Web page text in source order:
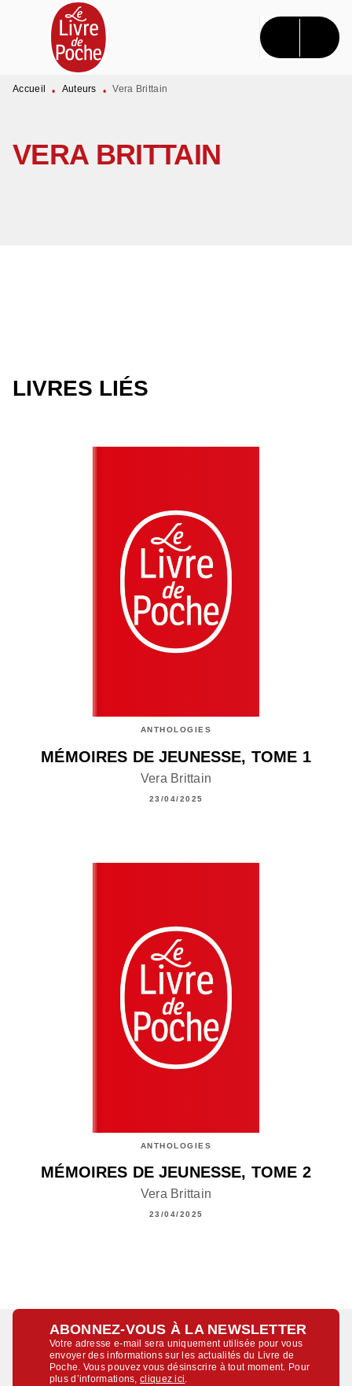
MENU RECHERCHE CONTENU
PIED DE PAGE
Accueil • Auteurs • Vera Brittain
VERA BRITTAIN
LIVRES LIÉS
ANTHOLOGIES
MÉMOIRES DE JEUNESSE, TOME 1
Vera Brittain
23/04/2025
ANTHOLOGIES
MÉMOIRES DE JEUNESSE, TOME 2
Vera Brittain
23/04/2025
ABONNEZ-VOUS À LA NEWSLETTER
Votre adresse e-mail sera uniquement utilisée pour vous
envoyer des informations sur les actualités du Livre de
Poche. Vous pouvez vous désinscrire à tout moment. Pour
plus d’informations,cliquez ici.